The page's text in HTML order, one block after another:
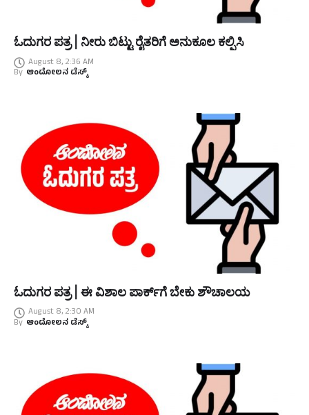
ಓದುಗರ ಪತ್ರ | ನೀರು ಬಿಟ್ಟು ರೈತರಿಗೆ ಅನುಕೂಲ ಕಲ್ಪಿಸಿ
August 8, 2:36 AM
By ಆಂದೋಲನ ಡೆಸ್ಕ್
ಓದುಗರ ಪತ್ರ | ಈ ವಿಶಾಲ ಪಾರ್ಕ್‌ಗೆ ಬೇಕು ಶೌಚಾಲಯ
August 8, 2:30 AM
By ಆಂದೋಲನ ಡೆಸ್ಕ್